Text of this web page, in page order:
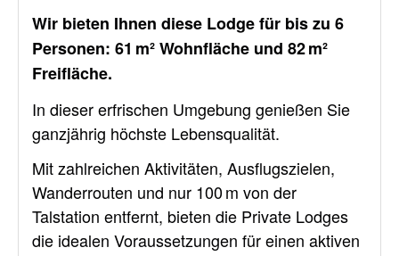
Wir bieten Ihnen diese Lodge für bis zu 6
Personen: 61 m² Wohnfläche und 82 m²
Freifläche.
In dieser erfrischen Umgebung genießen Sie
ganzjährig höchste Lebensqualität.
Mit zahlreichen Aktivitäten, Ausflugszielen,
Wanderrouten und nur 100 m von der
Talstation entfernt, bieten die Private Lodges
die idealen Voraussetzungen für einen aktiven